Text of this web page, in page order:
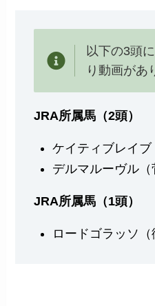
以下の3頭
り動画があ
JRA所属馬（2頭）
ケイティブレイブ
デルマルーヴル（
JRA所属馬（1頭）
ロードゴラッソ（